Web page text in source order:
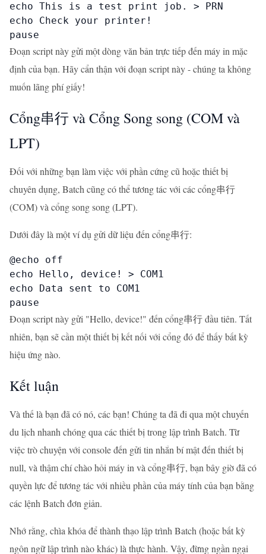
echo This is a test print job. > PRN
echo Check your printer!
pause
Đoạn script này gửi một dòng văn bản trực tiếp đến máy in mặc
định của bạn. Hãy cẩn thận với đoạn script này - chúng ta không
muốn lãng phí giấy!
Cổng串行 và Cổng Song song (COM và
LPT)
Đối với những bạn làm việc với phần cứng cũ hoặc thiết bị
chuyên dụng, Batch cũng có thể tương tác với các cổng串行
(COM) và cổng song song (LPT).
Dưới đây là một ví dụ gửi dữ liệu đến cổng串行:
@echo off
echo Hello, device! > COM1
echo Data sent to COM1
pause
Đoạn script này gửi "Hello, device!" đến cổng串行 đầu tiên. Tất
nhiên, bạn sẽ cần một thiết bị kết nối với cổng đó để thấy bất kỳ
hiệu ứng nào.
Kết luận
Và thế là bạn đã có nó, các bạn! Chúng ta đã đi qua một chuyến
du lịch nhanh chóng qua các thiết bị trong lập trình Batch. Từ
việc trò chuyện với console đến gửi tin nhắn bí mật đến thiết bị
null, và thậm chí chào hỏi máy in và cổng串行, bạn bây giờ đã có
quyền lực để tương tác với nhiều phần của máy tính của bạn bằng
các lệnh Batch đơn giản.
Nhớ rằng, chìa khóa để thành thạo lập trình Batch (hoặc bất kỳ
ngôn ngữ lập trình nào khác) là thực hành. Vậy, đừng ngần ngại